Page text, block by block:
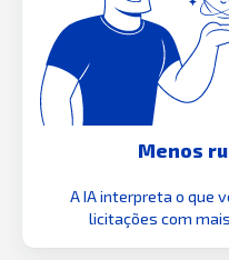
Menos
A IA interpreta o que
licitações com